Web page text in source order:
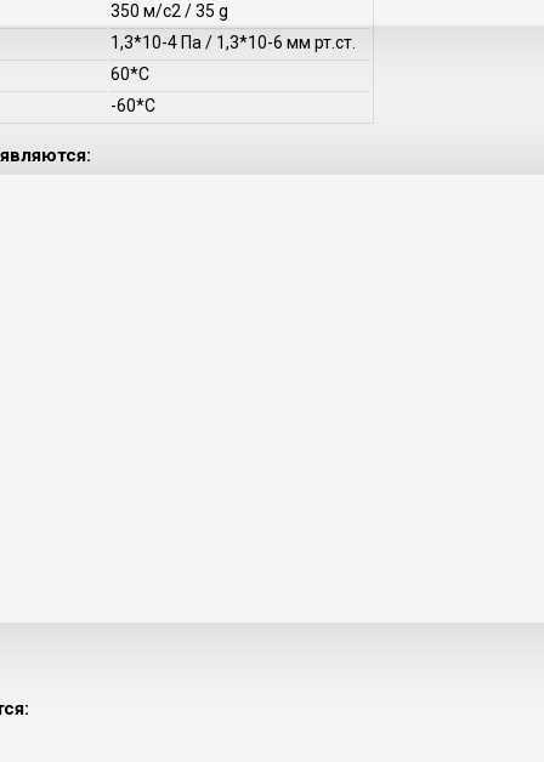
350 м/с2 / 35 g
1,3*10-4 Па / 1,3*10-6 мм рт.ст.
60*С
-60*С